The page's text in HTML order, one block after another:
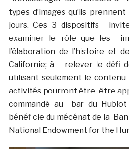
types d’images qu’ils
jours. Ces 3 dispositifs
examiner le rôle que les
l’élaboration de l’histoire et
Californie; à relever le défi
utilisant seulement le contenu
activités pourront être être
commandé au bar du Hublot
bénéficie du mécénat de la
National Endowment for the